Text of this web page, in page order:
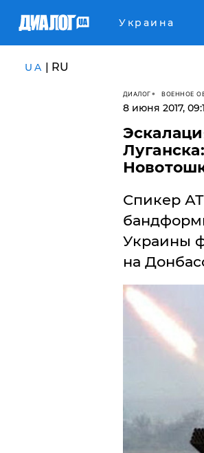
Украина
UA | RU
ДИАЛОГ ВОЕННОЕ
8 июня 2017,
Спикер
Украины
на